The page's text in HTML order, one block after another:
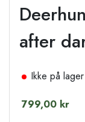
after
Ikke på lager
799,00 kr